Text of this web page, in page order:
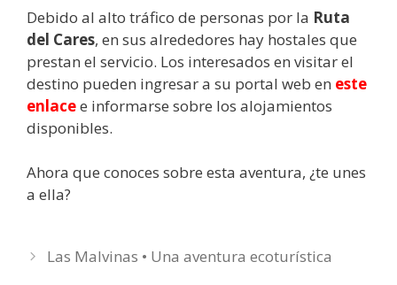
Debido al alto tráfico de personas por la Ruta
del Cares, en sus alrededores hay hostales que
prestan el servicio. Los interesados en visitar el
destino pueden ingresar a su portal web en este
enlacee informarse sobre los alojamientos
disponibles.
Ahora que conoces sobre esta aventura, ¿te unes
a ella?
Las Malvinas • Una aventura ecoturística